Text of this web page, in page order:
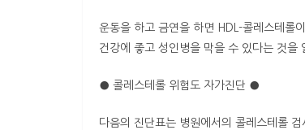
운동을 하고 금연을 하면 HDL-콜레스테롤
건강에 좋고 성인병을 막을 수 있다는 것을
● 콜레스테롤 위험도 자가진단 ●
다음의 진단표는 병원에서의 콜레스테롤